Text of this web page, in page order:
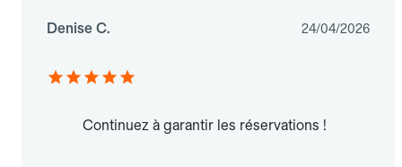
Denise C. 24/04/2026
Continuez à garantir les réservations !